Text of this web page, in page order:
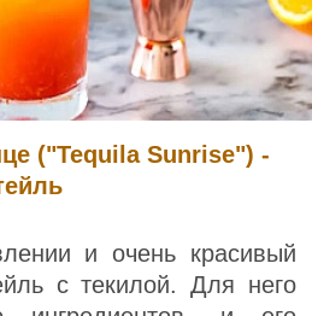
("Tequila Sunrise") -
и очень красивый
с текилой. Для него